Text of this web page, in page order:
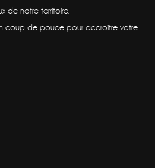
de notre territoire.
coup de pouce pour accroitre votre